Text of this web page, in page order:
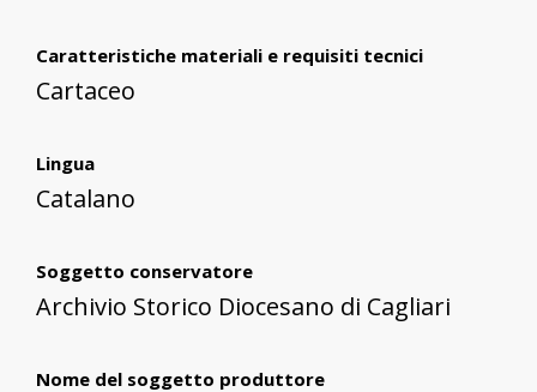
Caratteristiche materiali e requisiti tecnici
Cartaceo
Lingua
Catalano
Soggetto conservatore
Archivio Storico Diocesano di Cagliari
Nome del soggetto produttore